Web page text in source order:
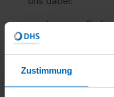
Zustimmung
wertvolle
erhalten,